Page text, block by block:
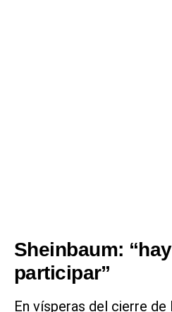
Sheinbaum:
participar”
En vísperas del cierre de